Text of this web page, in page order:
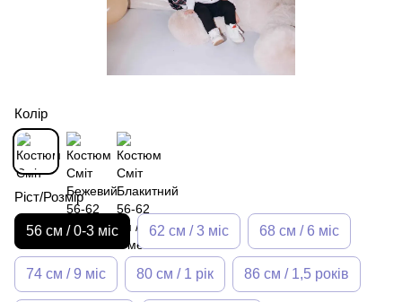
Колір
Ріст/Розмір
56 см / 0-3 міс 62 см / 3 міс 68 см / 6 міс
74 см / 9 міс 80 см / 1 рік 86 см / 1,5 років